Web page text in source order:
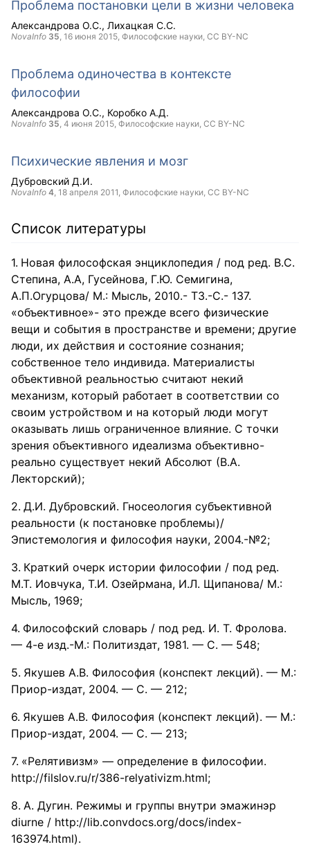
Проблема постановки цели в жизни человека
Александрова О.С. Лихацкая С.С.
NovaInfo 35, 16 июня 2015, Философские науки, CC BY-NC
Проблема одиночества в контексте
философии
Александрова О.С. Коробко А.Д.
NovaInfo 35, 4 июня 2015, Философские науки, CC BY-NC
Психические явления и мозг
Дубровский Д.И.
NovaInfo 4, 18 апреля 2011, Философские науки, CC BY-NC
Список литературы
Новая философская энциклопедия / под ред. В.С.
Степина, А.А, Гусейнова, Г.Ю. Семигина,
А.П.Огурцова/ М.: Мысль, 2010.- Т3.-С.- 137.
«объективное»- это прежде всего физические
вещи и события в пространстве и времени; другие
люди, их действия и состояние сознания;
собственное тело индивида. Материалисты
объективной реальностью считают некий
механизм, который работает в соответствии со
своим устройством и на который люди могут
оказывать лишь ограниченное влияние. С точки
зрения объективного идеализма объективно-
реально существует некий Абсолют (В.А.
Лекторский);
Д.И. Дубровский. Гносеология субъективной
реальности (к постановке проблемы)/
Эпистемология и философия науки, 2004.-№2;
Краткий очерк истории философии / под ред.
М.Т. Иовчука, Т.И. Озейрмана, И.Л. Щипанова/ М.:
Мысль, 1969;
Философский словарь / под ред. И. Т. Фролова.
— 4-е изд.-М.: Политиздат, 1981. — С. — 548;
Якушев А.В. Философия (конспект лекций). — М.:
Приор-издат, 2004. — С. — 212;
Якушев А.В. Философия (конспект лекций). — М.:
Приор-издат, 2004. — С. — 213;
«Релятивизм» — определение в философии.
http://filslov.ru/r/386-relyativizm.html;
А. Дугин. Режимы и группы внутри эмажинэр
diurne / http://lib.convdocs.org/docs/index-
163974.html).